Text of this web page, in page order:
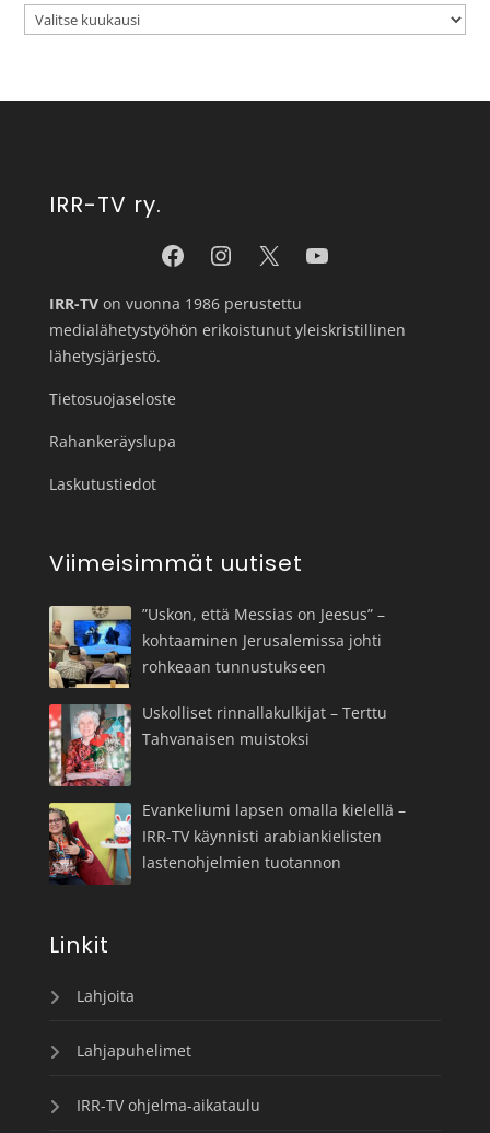
IRR-TV ry.
IRR-TVon vuonna 1986 perustettu
medialähetystyöhön erikoistunut yleiskristillinen
lähetysjärjestö.
Tietosuojaseloste
Rahankeräyslupa
Laskutustiedot
Viimeisimmät uutiset
”Uskon, että Messias on Jeesus” –
kohtaaminen Jerusalemissa johti
rohkeaan tunnustukseen
Uskolliset rinnallakulkijat – Terttu
Tahvanaisen muistoksi
Evankeliumi lapsen omalla kielellä –
IRR-TV käynnisti arabiankielisten
lastenohjelmien tuotannon
Linkit
Lahjoita
Lahjapuhelimet
IRR-TV ohjelma-aikataulu